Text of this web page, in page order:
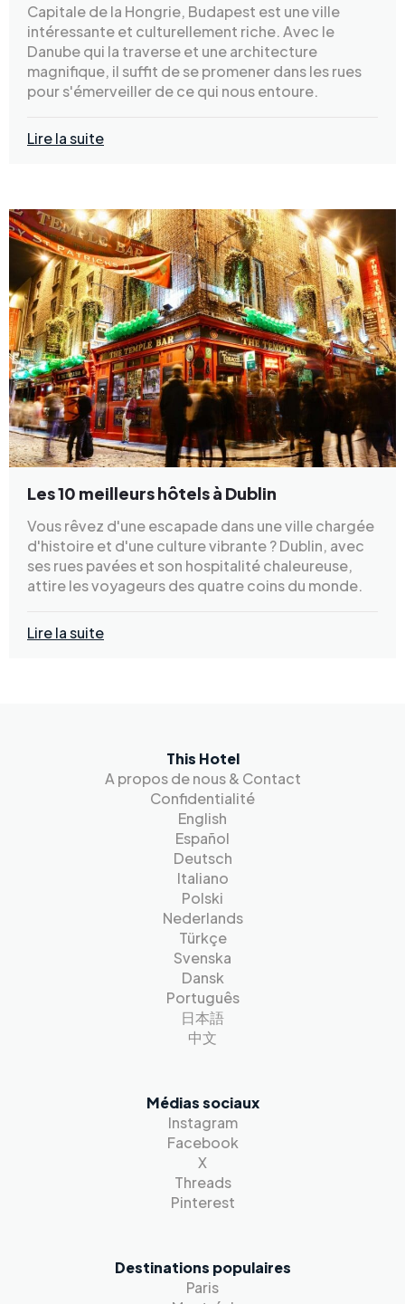
Capitale de la Hongrie, Budapest est une ville
intéressante et culturellement riche. Avec le
Danube qui la traverse et une architecture
magnifique, il suffit de se promener dans les rues
pour s'émerveiller de ce qui nous entoure.
Lire la suite
Les 10 meilleurs hôtels à Dublin
Vous rêvez d'une escapade dans une ville chargée
d'histoire et d'une culture vibrante ? Dublin, avec
ses rues pavées et son hospitalité chaleureuse,
attire les voyageurs des quatre coins du monde.
Lire la suite
This Hotel
A propos de nous & Contact
Confidentialité
English
Español
Deutsch
Italiano
Polski
Nederlands
Türkçe
Svenska
Dansk
Português
日本語
中文
Médias sociaux
Instagram
Facebook
X
Threads
Pinterest
Destinations populaires
Paris